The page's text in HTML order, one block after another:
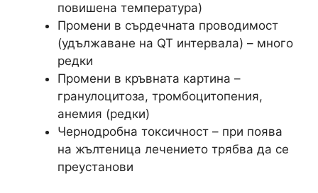
повишена температура)
Промени в сърдечната проводимост
(удължаване на QT интервала) – много
редки
Промени в кръвната картина –
гранулоцитоза, тромбоцитопения,
анемия (редки)
Чернодробна токсичност – при поява
на жълтеница лечението трябва да се
преустанови